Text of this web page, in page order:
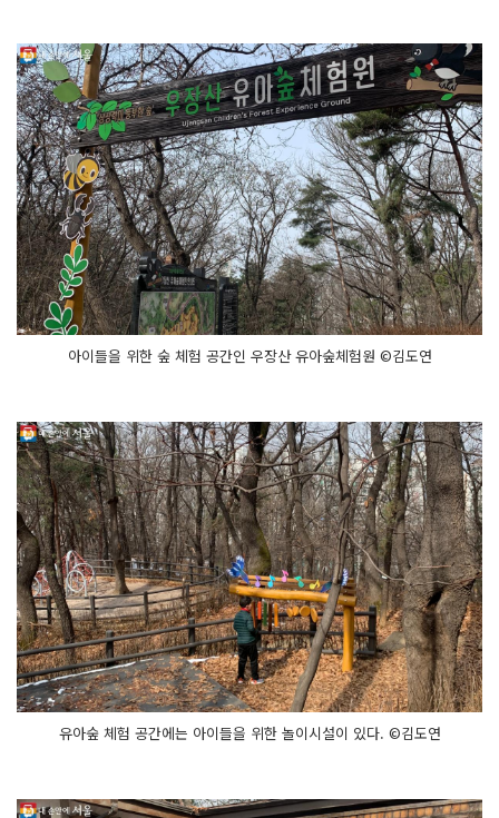
아이들을 위한 숲 체험 공간인 우장산 유아숲체험원 ©김도연
유아숲 체험 공간에는 아이들을 위한 놀이시설이 있다. ©김도연